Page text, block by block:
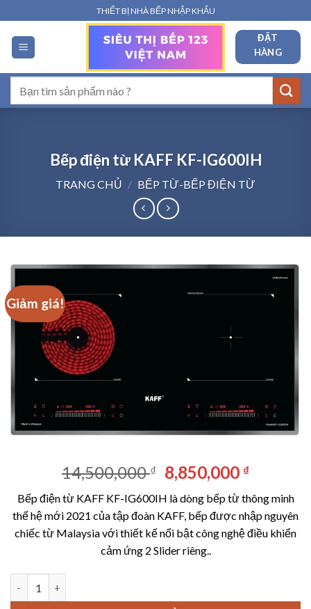
qua
nội
dung
THIẾT BỊ NHÀ BẾP NHẬP KHẨU
ĐẶT
HÀNG
kiếm:
Bếp điện từ KAFF KF-IG600IH
TRANG CHỦ / BẾP TỪ-BẾP ĐIỆN TỪ
Giảm giá!
14,500,000₫
Giá
gốc
là:
14,500,000 ₫.
8,850,000 ₫Giá
tại
là:
Bếp điện từ KAFF KF-IG600IH là dòng bếp từ thông minh
thế hệ mới 2021 của tập đoàn KAFF, bếp được nhập nguyên
chiếc từ Malaysia với thiết kế nổi bật công nghệ điều khiển
cảm ứng 2 Slider riêng..